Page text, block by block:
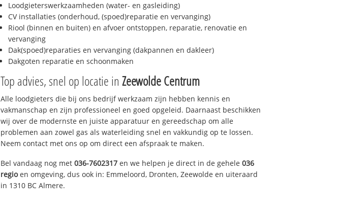
Loodgieterswerkzaamheden (water- en gasleiding)
CV installaties (onderhoud, (spoed)reparatie en vervanging)
Riool (binnen en buiten) en afvoer ontstoppen, reparatie, renovatie en
vervanging
Dak(spoed)reparaties en vervanging (dakpannen en dakleer)
Dakgoten reparatie en schoonmaken
Top advies, snel op locatie in Zeewolde Centrum
Alle loodgieters die bij ons bedrijf werkzaam zijn hebben kennis en
vakmanschap en zijn professioneel en goed opgeleid. Daarnaast beschikken
wij over de modernste en juiste apparatuur en gereedschap om alle
problemen aan zowel gas als waterleiding snel en vakkundig op te lossen.
Neem contact met ons op om direct een afspraak te maken.
Bel vandaag nog met 036-7602317 en we helpen je direct in de gehele 036
regioen omgeving, dus ook in: Emmeloord, Dronten, Zeewolde en uiteraard
in 1310 BC Almere.